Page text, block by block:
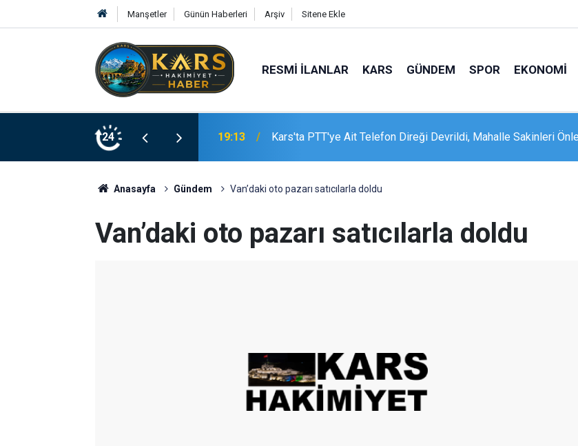
Manşetler Günün Haberleri Arşiv Sitene Ekle
RESMI İLANLAR KARS GÜNDEM SPOR EKONOMI
24 19:10 Aile ve Sosyal Hizmetler Bakanı Göktaş Van’da
Anasayfa Gündem Van’daki oto pazarı satıcılarla doldu
Van’daki oto pazarı satıcılarla doldu